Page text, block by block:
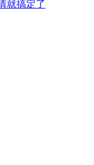
就搞定了